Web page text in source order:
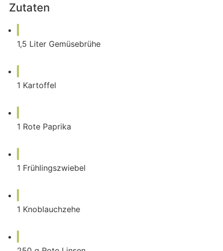
Zutaten
1,5 Liter Gemüsebrühe
1 Kartoffel
1 Rote Paprika
1 Frühlingszwiebel
1 Knoblauchzehe